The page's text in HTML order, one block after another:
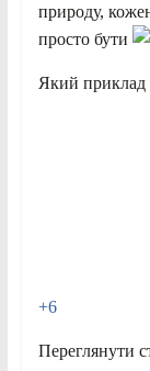
природу,
просто бути
Який приклад
+6
Переглянути